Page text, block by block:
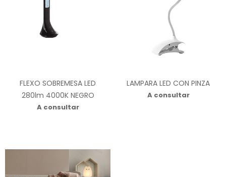
FLEXO SOBREMESA LED
280lm 4000K NEGRO
A consultar
LAMPARA LED CON PINZA
A consultar